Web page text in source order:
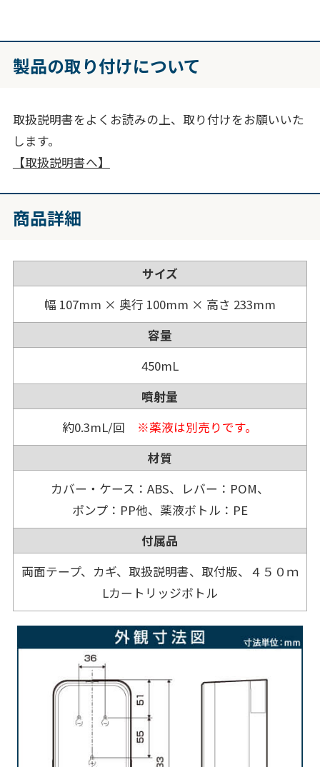
製品の取り付けについて
取扱説明書をよくお読みの上、取り付けをお願いいた
します。
【取扱説明書へ】
商品詳細
サイズ
幅 107mm × 奥行 100mm × 高さ 233mm
容量
450mL
噴射量
約0.3mL/回 ※薬液は別売りです。
材質
カバー・ケース：ABS、レバー：POM、
ポンプ：PP他、薬液ボトル：PE
付属品
両面テープ、カギ、取扱説明書、取付版、４５０ｍ
Lカートリッジボトル